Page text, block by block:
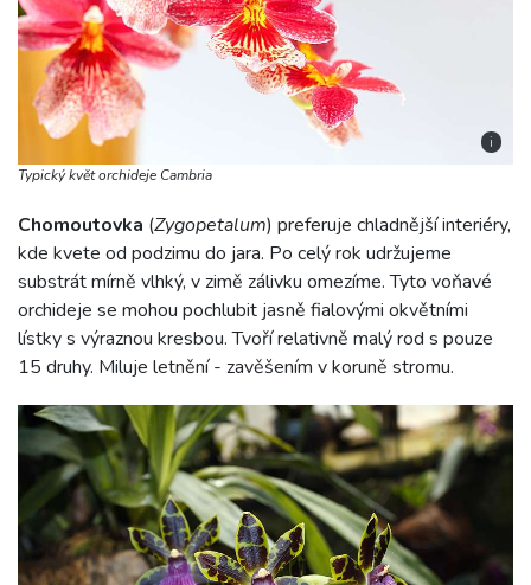
i
Typický květ orchideje Cambria
Chomoutovka (Zygopetalum) preferuje chladnější interiéry,
kde kvete od podzimu do jara. Po celý rok udržujeme
substrát mírně vlhký, v zimě zálivku omezíme. Tyto voňavé
orchideje se mohou pochlubit jasně fialovými okvětními
lístky s výraznou kresbou. Tvoří relativně malý rod s pouze
15 druhy. Miluje letnění - zavěšením v koruně stromu.